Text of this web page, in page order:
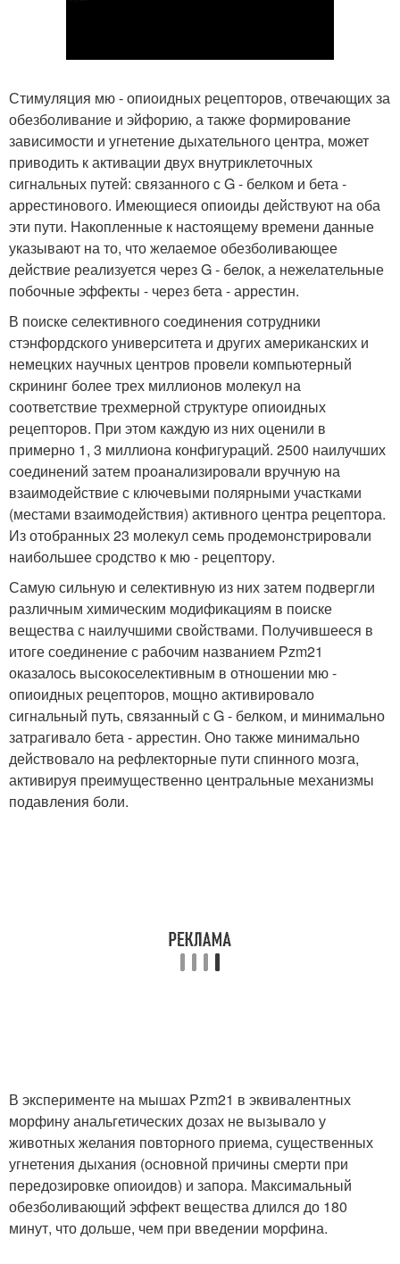
Стимуляция мю - опиоидных рецепторов, отвечающих за
обезболивание и эйфорию, а также формирование
зависимости и угнетение дыхательного центра, может
приводить к активации двух внутриклеточных
сигнальных путей: связанного с G - белком и бета -
аррестинового. Имеющиеся опиоиды действуют на оба
эти пути. Накопленные к настоящему времени данные
указывают на то, что желаемое обезболивающее
действие реализуется через G - белок, а нежелательные
побочные эффекты - через бета - аррестин.
В поиске селективного соединения сотрудники
стэнфордского университета и других американских и
немецких научных центров провели компьютерный
скрининг более трех миллионов молекул на
соответствие трехмерной структуре опиоидных
рецепторов. При этом каждую из них оценили в
примерно 1, 3 миллиона конфигураций. 2500 наилучших
соединений затем проанализировали вручную на
взаимодействие с ключевыми полярными участками
(местами взаимодействия) активного центра рецептора.
Из отобранных 23 молекул семь продемонстрировали
наибольшее сродство к мю - рецептору.
Самую сильную и селективную из них затем подвергли
различным химическим модификациям в поиске
вещества с наилучшими свойствами. Получившееся в
итоге соединение с рабочим названием Pzm21
оказалось высокоселективным в отношении мю -
опиоидных рецепторов, мощно активировало
сигнальный путь, связанный с G - белком, и минимально
затрагивало бета - аррестин. Оно также минимально
действовало на рефлекторные пути спинного мозга,
активируя преимущественно центральные механизмы
подавления боли.
В эксперименте на мышах Pzm21 в эквивалентных
морфину анальгетических дозах не вызывало у
животных желания повторного приема, существенных
угнетения дыхания (основной причины смерти при
передозировке опиоидов) и запора. Максимальный
обезболивающий эффект вещества длился до 180
минут, что дольше, чем при введении морфина.